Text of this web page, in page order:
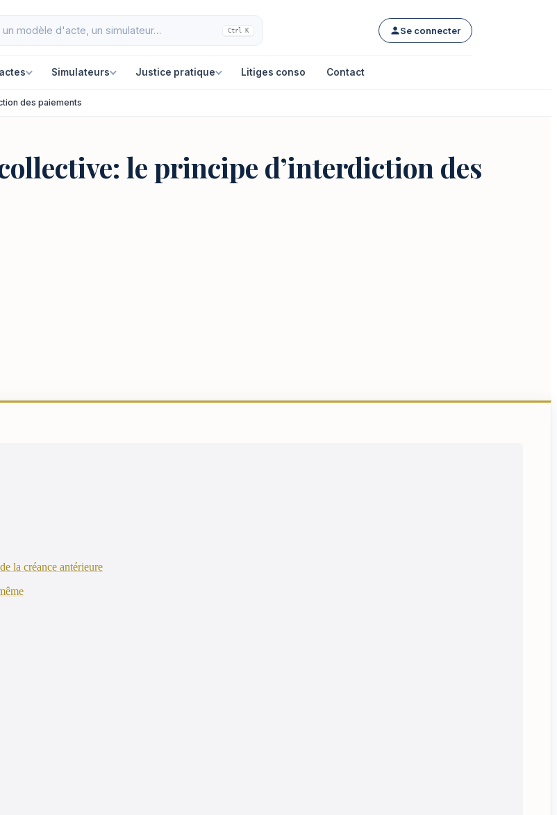
Ctrl K Se connecter
Simulateurs Justice pratique Litiges conso Contact
des paiements
le principe d’interdiction des
la créance antérieure